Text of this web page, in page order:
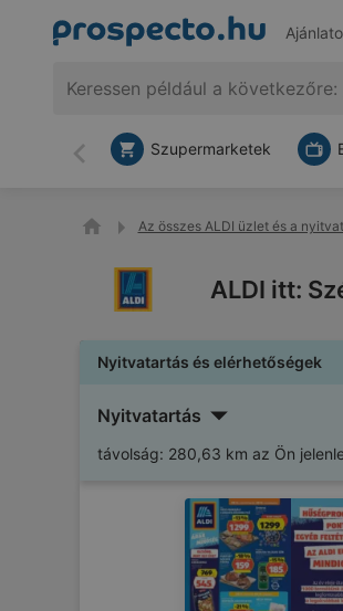
Vissza
Szupermarketek
Az összes ALDI üzlet és a
ALDI itt:
Nyitvatartás és elérhetőségek
Nyitvatartás
távolság: 280,63 km az Ön